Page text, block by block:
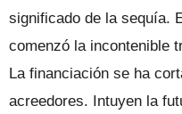
significado de la sequía.
comenzó la incontenible
La financiación se ha
acreedores. Intuyen la